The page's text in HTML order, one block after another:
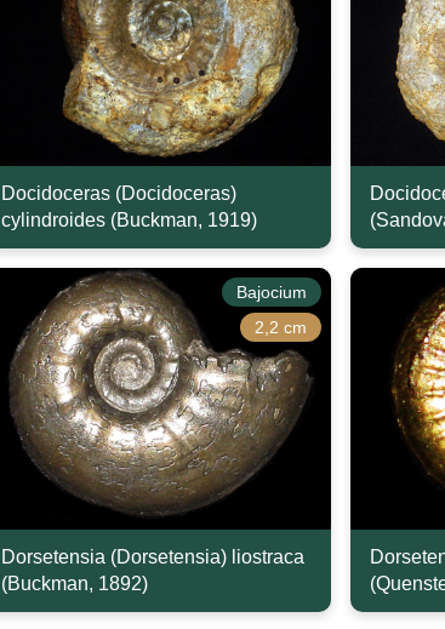
Docidoceras (Docidoceras)
cylindroides (Buckman, 1919)
Bajocium
2,2 cm
Dorsetensia (Dorsetensia) liostraca
(Buckman, 1892)